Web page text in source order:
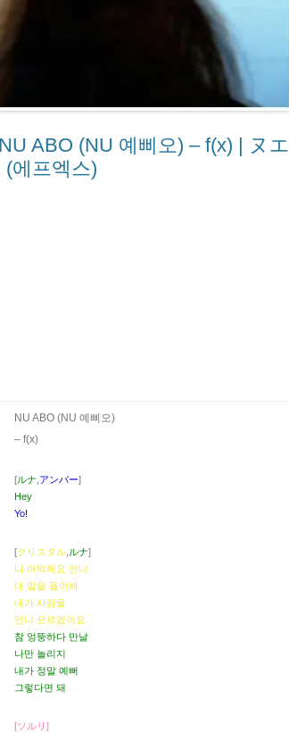
ABO (NU 예삐오) – ​f(x) | ヌエ
에프엑스)
NU ABO (NU 예삐오)
– ​f(x)
[ルナ アンバー]
Hey
Yo!
[クリスタル ルナ]
나 어떡해요 언니
내 말을 들어봐
내가 사람을
언니 모르겠어요
참 엉뚱하다 만날
나만 놀리지
내가 정말 예뻐
그렇다면 돼
[ソルリ]